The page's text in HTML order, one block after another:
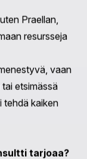
luodakseen
sivun
ja